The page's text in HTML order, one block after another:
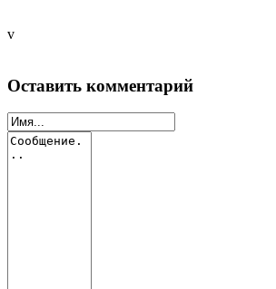
v
Оставить комментарий